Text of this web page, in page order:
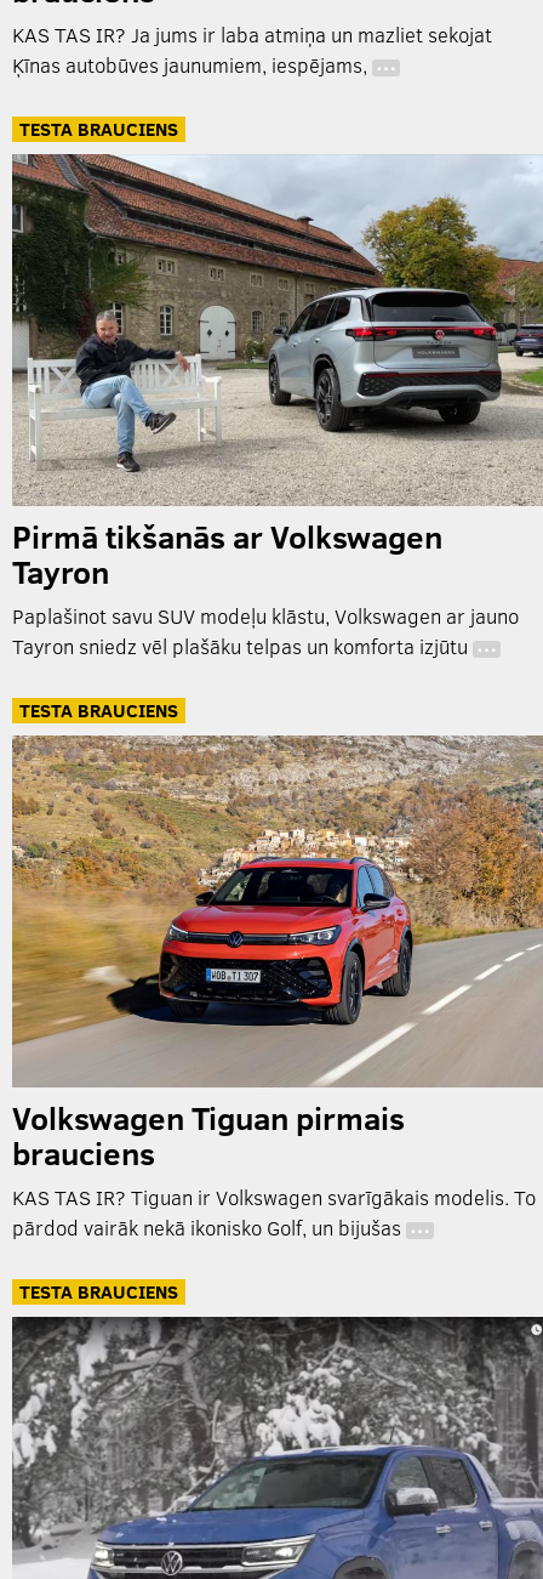
KAS TAS IR? Ja jums ir laba atmiņa un mazliet sekojat
Ķīnas autobūves jaunumiem, iespējams, …
TESTA BRAUCIENS
Pirmā tikšanās ar Volkswagen
Tayron
Paplašinot savu SUV modeļu klāstu, Volkswagen ar jauno
Tayron sniedz vēl plašāku telpas un komforta izjūtu …
TESTA BRAUCIENS
Volkswagen Tiguan pirmais
brauciens
KAS TAS IR? Tiguan ir Volkswagen svarīgākais modelis. To
pārdod vairāk nekā ikonisko Golf, un bijušas …
TESTA BRAUCIENS